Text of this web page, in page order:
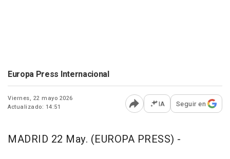
Europa Press Internacional
Viernes, 22 mayo 2026
Actualizado: 14:51
Abrir opciones para
IA Seguir en
MADRID 22 May. (EUROPA PRESS) -